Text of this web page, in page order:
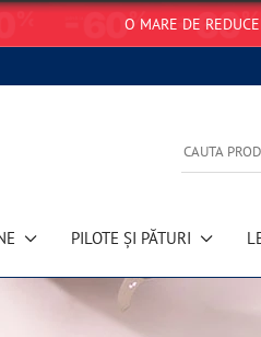
O MARE DE
PILOTE ȘI PĂTURI